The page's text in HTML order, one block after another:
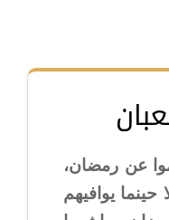
عن رمضان،
حينما يوافيهم